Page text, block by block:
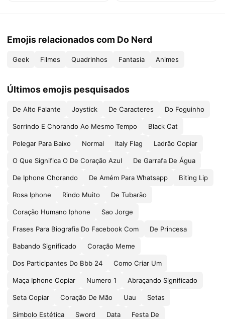
Emojis relacionados com Do Nerd
Geek Filmes Quadrinhos Fantasia Animes
Últimos emojis pesquisados
De Alto Falante Joystick De Caracteres Do Foguinho
Sorrindo E Chorando Ao Mesmo Tempo Black Cat
Polegar Para Baixo Normal Italy Flag Ladrão Copiar
O Que Significa O De Coração Azul De Garrafa De Água
De Iphone Chorando De Amém Para Whatsapp Biting Lip
Rosa Iphone Rindo Muito De Tubarão
Coração Humano Iphone Sao Jorge
Frases Para Biografia Do Facebook Com De Princesa
Babando Significado Coração Meme
Dos Participantes Do Bbb 24 Como Criar Um
Maça Iphone Copiar Numero 1 Abraçando Significado
Seta Copiar Coração De Mão Uau Setas
Símbolo Estética Sword Data Festa De